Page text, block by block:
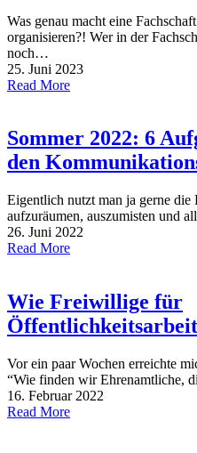
Was genau macht eine
organisieren?! Wer in der
noch…
25. Juni 2023
Read More
Sommer 2022: 6
den
Eigentlich nutzt man ja gerne die
aufzuräumen, auszumisten und
26. Juni 2022
Read More
Wie Freiwillige für
Vor ein paar Wochen erreichte
“Wie finden wir Ehrenamtliche,
16. Februar 2022
Read More